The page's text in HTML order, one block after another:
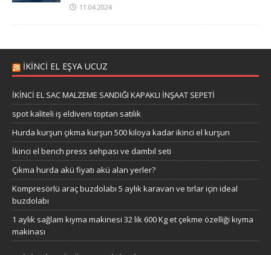
11.04.2024
IKINCI EL EŞYA UCUZ
İKİNCİ EL SAC MALZEME SANDIĞI KAPAKLI İNŞAAT SEPETİ
spot kaliteli iş eldiveni toptan satılık
Hurda kurşun çıkma kurşun 500 kiloya kadar ikinci el kurşun
İkinci el bench press sehpası ve dambıl seti
Çıkma hurda akü fiyatı akü alan yerler?
Kompresörlü araç buzdolabı 5 aylık karavan ve tırlar için ideal
buzdolabı
1 aylık sağlam kıyma makinesi 32 lik 600 Kg et çekme özelliği kıyma
makinası